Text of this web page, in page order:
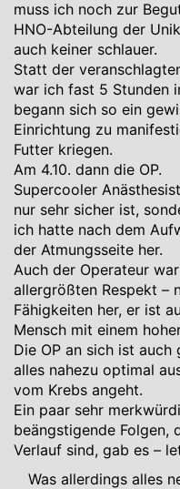
muss ich noch zur
HNO-Abteilung der
auch keiner schlauer.
Statt der
war ich fast 5 Stunden
begann sich so ein
Einrichtung zu
Futter kriegen.
Am 4.10. dann die OP.
Supercooler
nur sehr sicher ist,
ich hatte nach dem
der Atmungsseite her.
Auch der Operateur
allergrößten Respekt –
Fähigkeiten her, er ist
Mensch mit einem
Die OP an sich ist
alles nahezu optimal
vom Krebs angeht.
Ein paar sehr
beängstigende Folgen,
Verlauf sind, gab es –
Was allerdings alles